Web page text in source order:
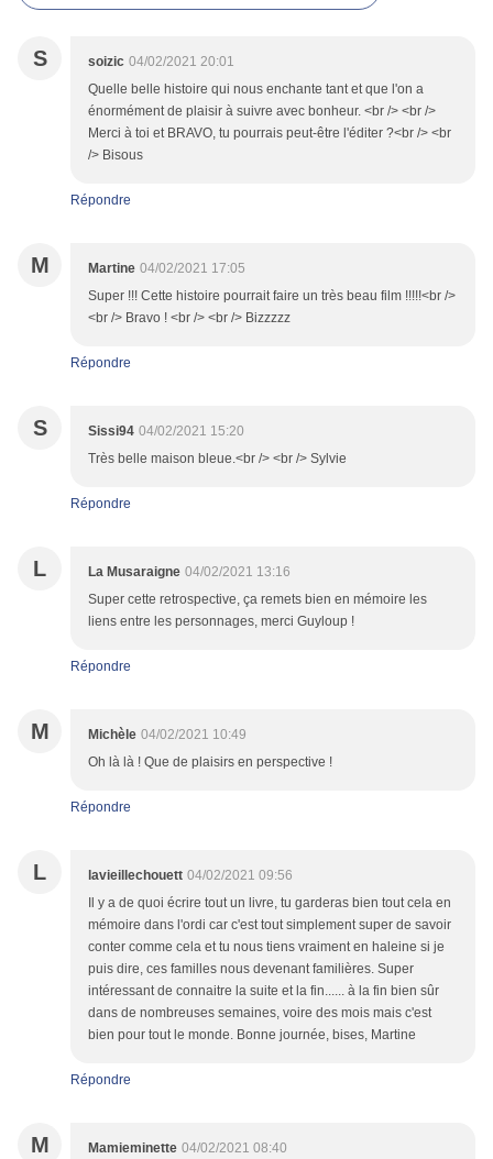
S soizic 04/02/2021 20:01
Quelle belle histoire qui nous enchante tant et que l'on a
énormément de plaisir à suivre avec bonheur. <br /> <br />
Merci à toi et BRAVO, tu pourrais peut-être l'éditer ?<br /> <br
/> Bisous
Répondre
M Martine 04/02/2021 17:05
Super !!! Cette histoire pourrait faire un très beau film !!!!!<br />
<br /> Bravo ! <br /> <br /> Bizzzzz
Répondre
S Sissi94 04/02/2021 15:20
Très belle maison bleue.<br /> <br /> Sylvie
Répondre
L La Musaraigne 04/02/2021 13:16
Super cette retrospective, ça remets bien en mémoire les
liens entre les personnages, merci Guyloup !
Répondre
M Michèle 04/02/2021 10:49
Oh là là ! Que de plaisirs en perspective !
Répondre
L lavieillechouett 04/02/2021 09:56
Il y a de quoi écrire tout un livre, tu garderas bien tout cela en
mémoire dans l'ordi car c'est tout simplement super de savoir
conter comme cela et tu nous tiens vraiment en haleine si je
puis dire, ces familles nous devenant familières. Super
intéressant de connaitre la suite et la fin...... à la fin bien sûr
dans de nombreuses semaines, voire des mois mais c'est
bien pour tout le monde. Bonne journée, bises, Martine
Répondre
M Mamieminette 04/02/2021 08:40